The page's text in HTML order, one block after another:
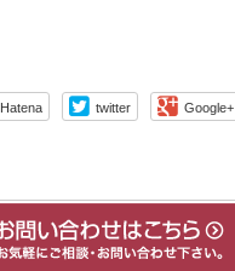
Hatena twitter Google+